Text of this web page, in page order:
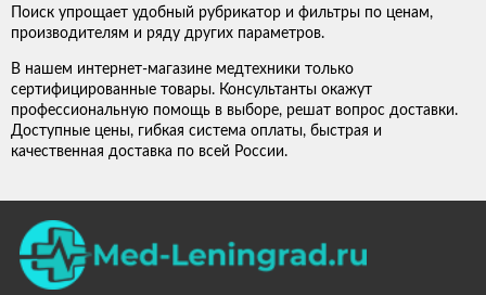
Поиск упрощает удобный рубрикатор и фильтры по ценам,
производителям и ряду других параметров.
В нашем интернет-магазине медтехники только
сертифицированные товары. Консультанты окажут
профессиональную помощь в выборе, решат вопрос доставки.
Доступные цены, гибкая система оплаты, быстрая и
качественная доставка по всей России.